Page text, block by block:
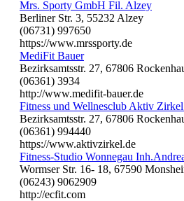
Mrs. Sporty GmbH Fil. Alzey
Berliner Str. 3, 55232 Alzey
(06731) 997650
https://www.mrssporty.de
MediFit Bauer
Bezirksamtsstr. 27, 67806
(06361) 3934
http://www.medifit-bauer.de
Fitness und Wellnesclub Aktiv Zirkel
Bezirksamtsstr. 27, 67806
(06361) 994440
https://www.aktivzirkel.de
Fitness-Studio Wonnegau
Wormser Str. 16- 18, 67590
(06243) 9062909
http://ecfit.com